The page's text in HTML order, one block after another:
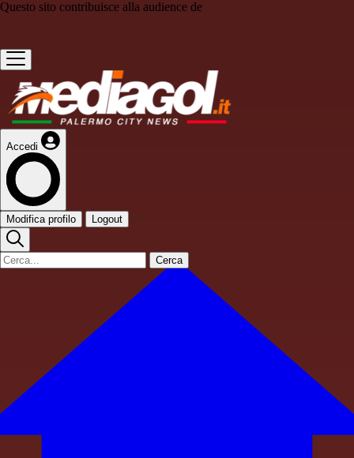
Questo sito contribuisce alla audience de
Accedi
Modifica profilo Logout
Cerca